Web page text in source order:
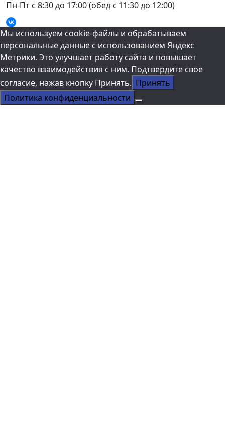
Пн-Пт с 8:30 до 17:00(обед с 11:30 до 12:00)
Прокрутка
вверх
Мы используем cookie-файлы и обрабатываем
персональные данные с использованием Яндекс
Метрики. Это улучшает работу сайта и повышает
качество взаимодействия с ним. Подтвердите свое
согласие, нажав кнопку Принять. Принять
Политика конфиденциальности